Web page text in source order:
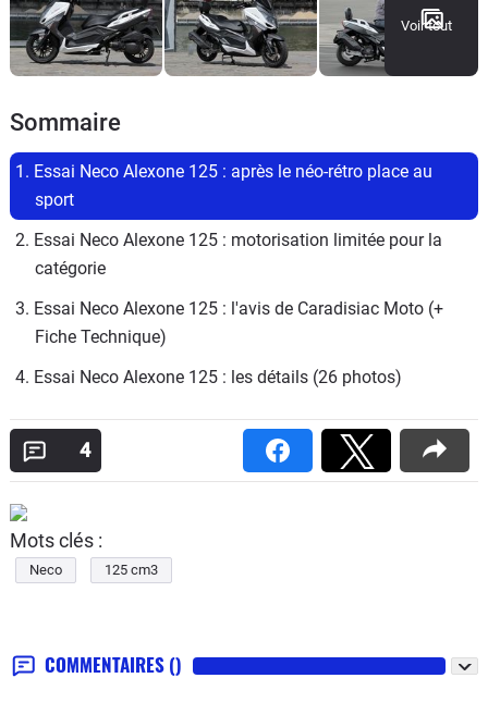
Voir tout
Sommaire
1. Essai Neco Alexone 125 : après le néo-rétro place au
sport
2. Essai Neco Alexone 125 : motorisation limitée pour la
catégorie
3. Essai Neco Alexone 125 : l'avis de Caradisiac Moto (+
Fiche Technique)
4. Essai Neco Alexone 125 : les détails (26 photos)
4
Mots clés :
Neco 125 cm3
COMMENTAIRES ()